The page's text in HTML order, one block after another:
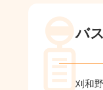
バ
刈和